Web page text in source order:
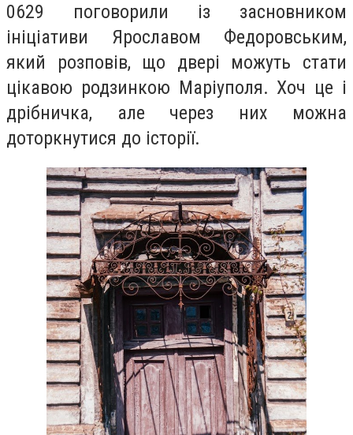
0629 поговорили із засновником
ініціативи Ярославом Федоровським,
який розповів, що двері можуть стати
цікавою родзинкою Маріуполя. Хоч це і
дрібничка, але через них можна
доторкнутися до історії.